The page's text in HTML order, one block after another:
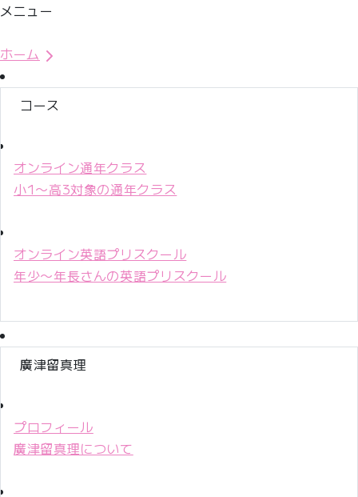
メニュー
ホーム
コース
オンライン通年クラス
小1〜高3対象の通年クラス
オンライン英語プリスクール
年少〜年長さんの英語プリスクール
廣津留真理
プロフィール
廣津留真理について